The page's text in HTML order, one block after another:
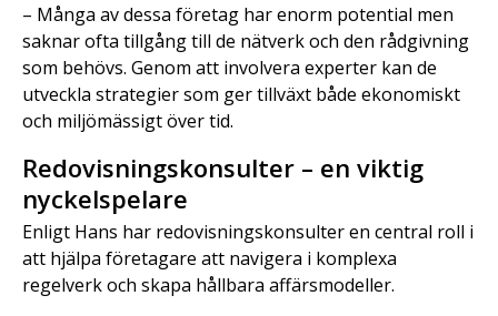
– Många av dessa företag har enorm potential men
saknar ofta tillgång till de nätverk och den rådgivning
som behövs. Genom att involvera experter kan de
utveckla strategier som ger tillväxt både ekonomiskt
och miljömässigt över tid.
Redovisningskonsulter – en viktig
nyckelspelare
Enligt Hans har redovisningskonsulter en central roll i
att hjälpa företagare att navigera i komplexa
regelverk och skapa hållbara affärsmodeller.